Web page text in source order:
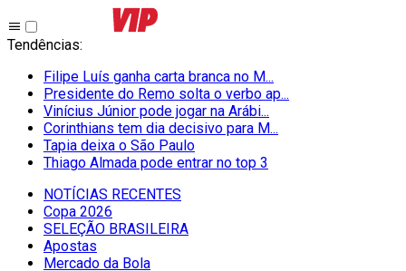
Tendências:
Filipe Luís ganha carta branca no M...
Presidente do Remo solta o verbo ap...
Vinícius Júnior pode jogar na Arábi...
Corinthians tem dia decisivo para M...
Tapia deixa o São Paulo
Thiago Almada pode entrar no top 3
NOTÍCIAS RECENTES
Copa 2026
SELEÇÃO BRASILEIRA
Apostas
Mercado da Bola